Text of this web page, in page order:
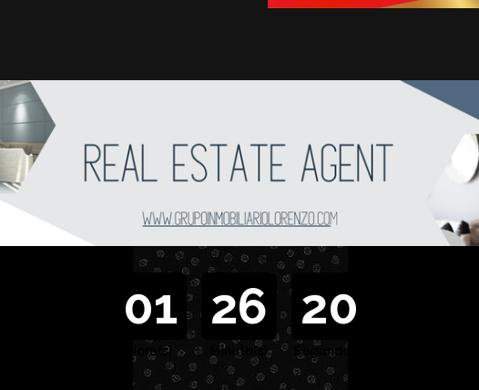
01
Hora(s)
26
Minuto(s)
18
Segundo(s)